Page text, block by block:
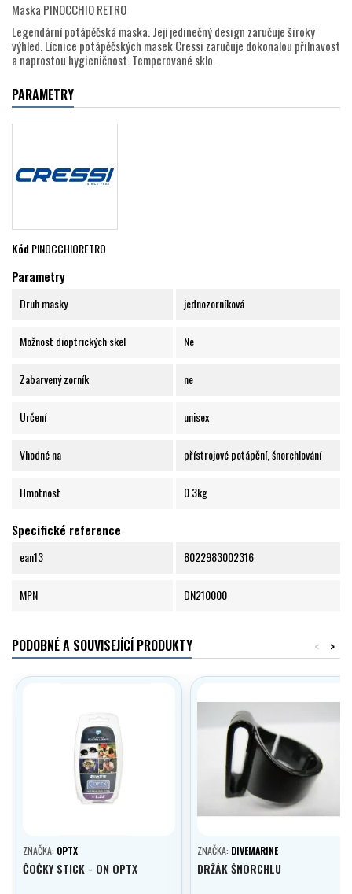
Maska PINOCCHIO RETRO
Legendární potápěčská maska. Její jedinečný design zaručuje široký
výhled. Lícnice potápěčských masek Cressi zaručuje dokonalou přilnavost
a naprostou hygieničnost. Temperované sklo.
PARAMETRY
KódPINOCCHIORETRO
Parametry
Druh masky jednozorníková
Možnost dioptrických skel Ne
Zabarvený zorník ne
Určení unisex
Vhodné na přístrojové potápění, šnorchlování
Hmotnost 0.3kg
Specifické reference
ean13 8022983002316
MPN DN210000
PODOBNÉ A SOUVISEJÍCÍ PRODUKTY >
<
ZNAČKA: OPTX
ČOČKY STICK - ON OPTX
ZNAČKA: DIVEMARINE
DRŽÁK ŠNORCHLU